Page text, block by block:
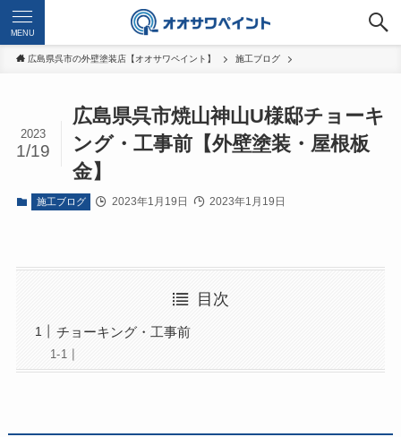
MENU
広島県呉市の外壁塗装店【オオサワペイント】 施工ブログ
広島県呉市焼山神山U様邸チョーキ
ング・工事前【外壁塗装・屋根板
金】
2023
1/19
施工ブログ 2023年1月19日 2023年1月19日
目次
チョーキング・工事前